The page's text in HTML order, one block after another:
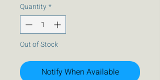
Quantity*
Out of Stock
Notify When Available